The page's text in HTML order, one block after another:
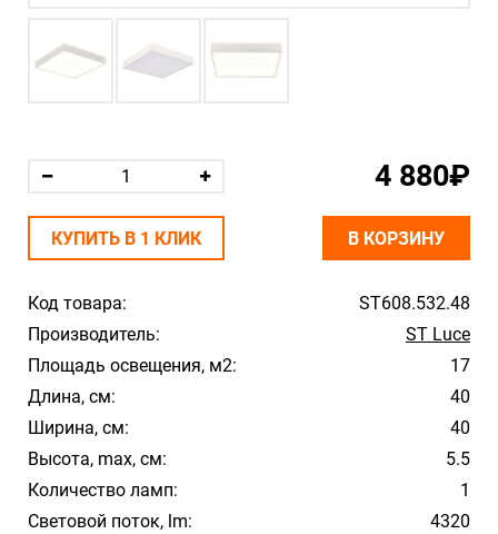
Код товара:
ST608.532.48
Производитель:
ST Luce
Площадь освещения, м2:
17
Длина, см:
40
Ширина, см:
40
Высота, max, см:
5.5
Количество ламп:
1
Световой поток, lm:
4320
4 880₽
КУПИТЬ В 1 КЛИК В КОРЗИНУ